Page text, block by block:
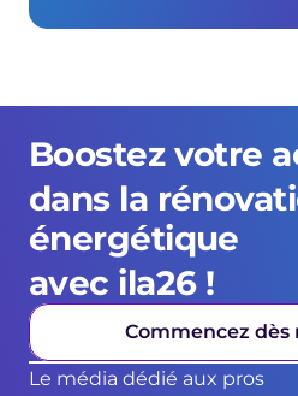
Boostez votre
dans la
énergétique
avec ila26 !
Commencez
Le média dédié aux pros